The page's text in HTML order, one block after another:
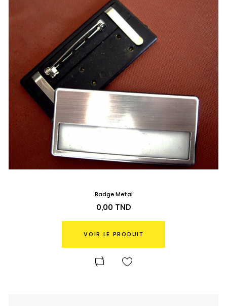
Badge Metal
Prix
0,00 TND
VOIR LE PRODUIT